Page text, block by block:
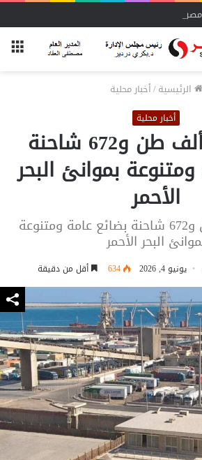
تنطلق بالتصدير”
الرئيسية/أخبار محلية
أخبار محلية
تداول 12 ألف طن و672 شاحنة
بموانئ البحر
الأحمر
تداول 12 ألف طن و672 شاحنة بضائع عامة ومتنوعة
البحر الأحمر
يونيو 4, 2026 634 أقل من دقيقة